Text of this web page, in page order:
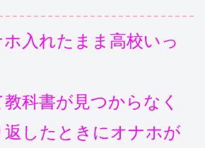
入れたまま高校いっ
科書が見つからなく
したときにオナホが